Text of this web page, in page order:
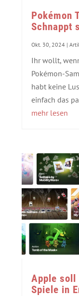
Pokémon
Schnappt
Okt. 30, 2024|
Ihr wollt,
Pokémon-
habt keine
einfach das
mehr lesen
Apple soll
Spiele in